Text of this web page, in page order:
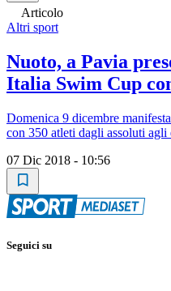
Articolo
Altri sport
Nuoto, a Pavia
Italia Swim Cup
Domenica 9 dicembre
con 350 atleti dagli assoluti agli
07 Dic 2018 - 10:56
Seguici su